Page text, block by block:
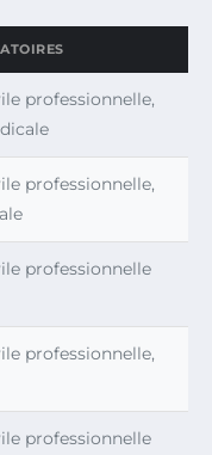
professionnelle,
professionnelle,
professionnelle
professionnelle,
professionnelle